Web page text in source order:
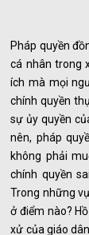
Pháp quyền
cá nhân trong
ích mà mọi
chính quyền
sự ủy quyền
nên, pháp
không phải
chính quyền
Trong những
ở điểm nào?
xử của giáo